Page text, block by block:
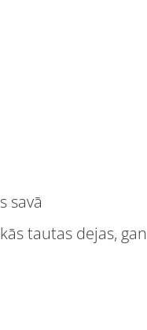
savā
tautas dejas, gan